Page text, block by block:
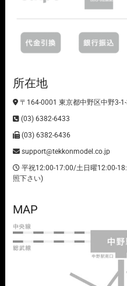
所在地
〒164-0001 東京都中野区中野3-
(03) 6382-6433
(03) 6382-6436
support@tekkonmodel.co.jp
平祝12:00-17:00/土日曜12:00-
照下さい)
MAP